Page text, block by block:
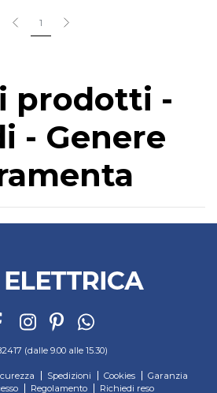
1
prodotti -
- Genere
(dalle 9.00 alle 15.30)
Spedizioni Cookies
Garanzia
Regolamento Richiedi reso